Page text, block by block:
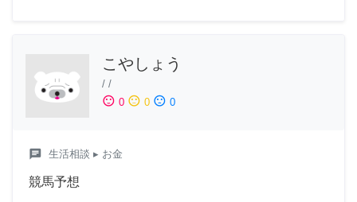
こやしょう
/ /
sentiment_satisfied 0 sentiment_neutral 0 sentiment_dissatisfied 0
chat 生活相談 ▸ お金
競馬予想